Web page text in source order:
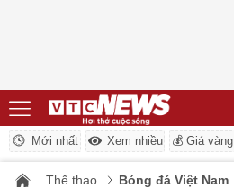
Mới nhất Xem nhiều 💰 Giá vàng
Thể thao Bóng đá Việt Nam